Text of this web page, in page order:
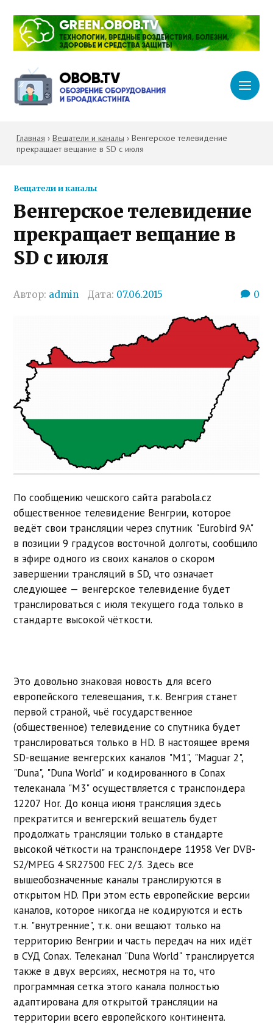
Главная › Вещатели и каналы › Венгерское телевидение
прекращает вещание в SD с июля
Вещатели и каналы
Венгерское телевидение
прекращает вещание в
SD с июля
Автор: admin Дата: 07.06.2015 0
По сообщению чешского сайта parabola.cz
общественное телевидение Венгрии, которое
ведёт свои трансляции через спутник "Eurobird 9A"
в позиции 9 градусов восточной долготы, сообщило
в эфире одного из своих каналов о скором
завершении трансляций в SD, что означает
следующее — венгерское телевидение будет
транслироваться с июля текущего года только в
стандарте высокой чёткости.
Это довольно знаковая новость для всего
европейского телевещания, т.к. Венгрия станет
первой страной, чьё государственное
(общественное) телевидение со спутника будет
транслироваться только в HD. В настоящее время
SD-вещание венгерских каналов "M1", "Maguar 2",
"Duna", "Duna World" и кодированного в Conax
телеканала "M3" осуществляется с транспондера
12207 Hor. До конца июня трансляция здесь
прекратится и венгерский вещатель будет
продолжать трансляции только в стандарте
высокой чёткости на транспондере 11958 Ver DVB-
S2/MPEG 4 SR27500 FEC 2/3. Здесь все
вышеобозначенные каналы транслируются в
открытом HD. При этом есть европейские версии
каналов, которое никогда не кодируются и есть
т.н. "внутренние", т.к. они вещают только на
территорию Венгрии и часть передач на них идёт
в СУД Conax. Телеканал "Duna World" транслируется
также в двух версиях, несмотря на то, что
программная сетка этого канала полностью
адаптирована для открытой трансляции на
территории всего европейского континента.